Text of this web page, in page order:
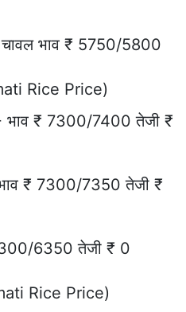
भाव ₹ 5750/5800
Rice Price)
भाव ₹ 7300/7400 तेजी ₹
₹ 7300/7350 तेजी ₹
6350 तेजी ₹ 0
Rice Price)